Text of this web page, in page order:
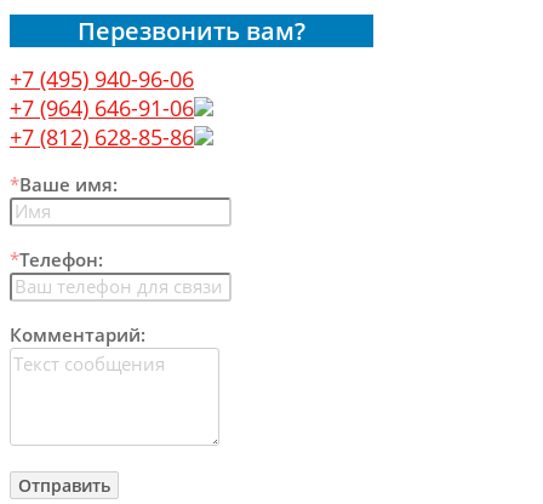
Перезвонить вам?
+7 (495) 940-96-06
+7 (964) 646-91-06
+7 (812) 628-85-86
*Ваше имя:
*Телефон:
Комментарий: